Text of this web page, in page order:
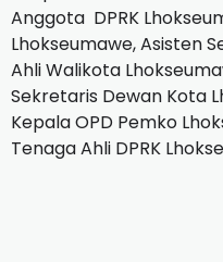
Anggota DPRK
Lhokseumawe, Asisten
Ahli Walikota
Sekretaris Dewan Kota
Kepala OPD Pemko
Tenaga Ahli DPRK